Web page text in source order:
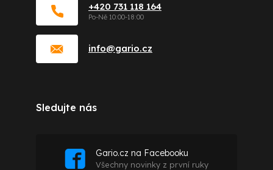
info@gario.cz
+420 731 118 164
Sledujte nás
Gario.cz na Facebooku
Všechny novinky z první ruky